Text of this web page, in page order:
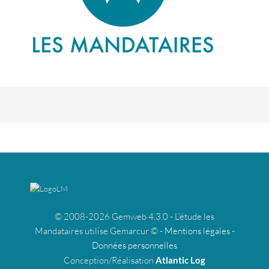
© 2008-2026 Gemweb 4.3.0 - L'étude les
Mandataires utilise Gemarcur © - Mentions légales-
Données personnelles
Conception/Réalisation Atlantic Log